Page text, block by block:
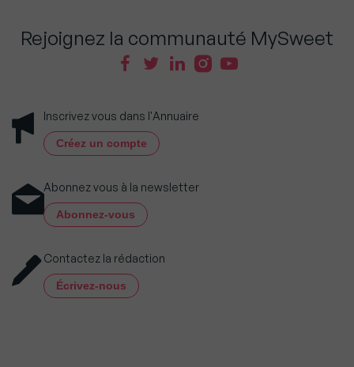
Rejoignez la communauté MySweet
Inscrivez vous dans l'Annuaire
Créez un compte
Abonnez vous à la newsletter
Abonnez-vous
Contactez la rédaction
Écrivez-nous